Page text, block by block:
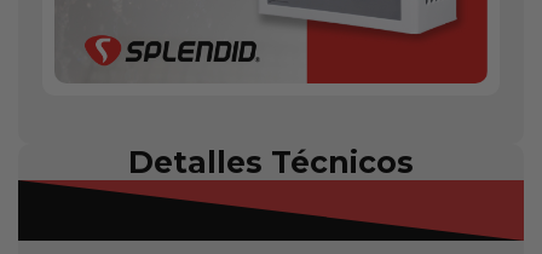
Detalles Técnicos